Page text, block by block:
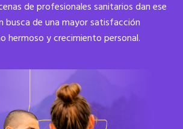
de profesionales sanitarios dan ese
busca de una mayor satisfacción
hermoso y crecimiento personal.